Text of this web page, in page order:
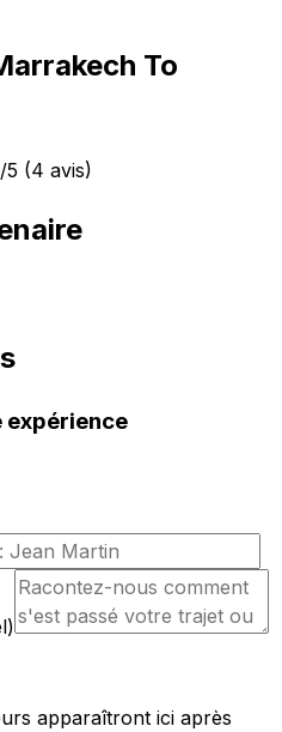
To
(4 avis)
expérience
apparaîtront ici après